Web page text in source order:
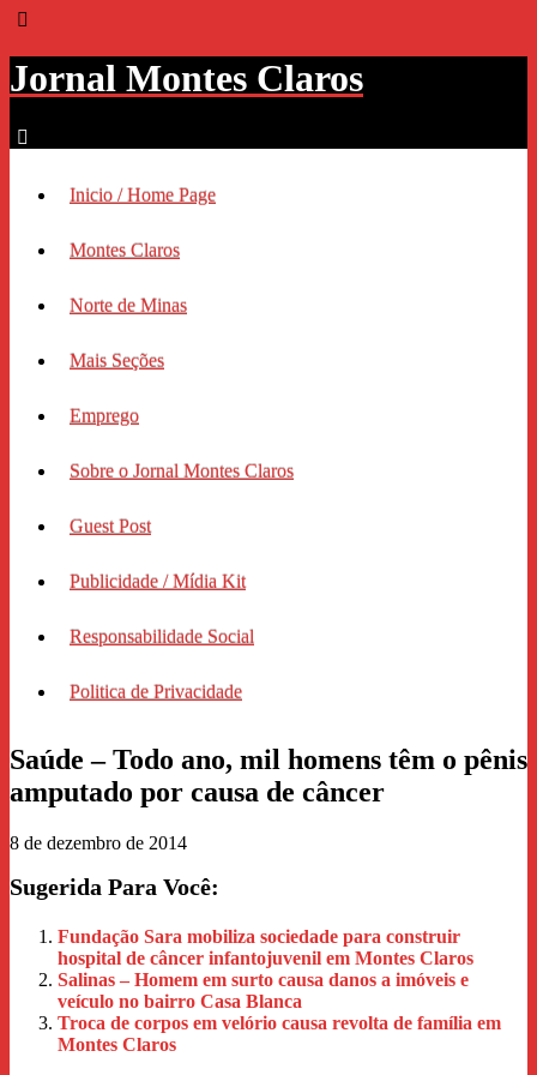
Jornal Montes Claros
Inicio / Home Page
Montes Claros
Norte de Minas
Mais Seções
Emprego
Sobre o Jornal Montes Claros
Guest Post
Publicidade / Mídia Kit
Responsabilidade Social
Politica de Privacidade
Saúde – Todo ano, mil homens têm o pênis
amputado por causa de câncer
8 de dezembro de 2014
Sugerida Para Você:
Fundação Sara mobiliza sociedade para construir
hospital de câncer infantojuvenil em Montes Claros
Salinas – Homem em surto causa danos a imóveis e
veículo no bairro Casa Blanca
Troca de corpos em velório causa revolta de família em
Montes Claros